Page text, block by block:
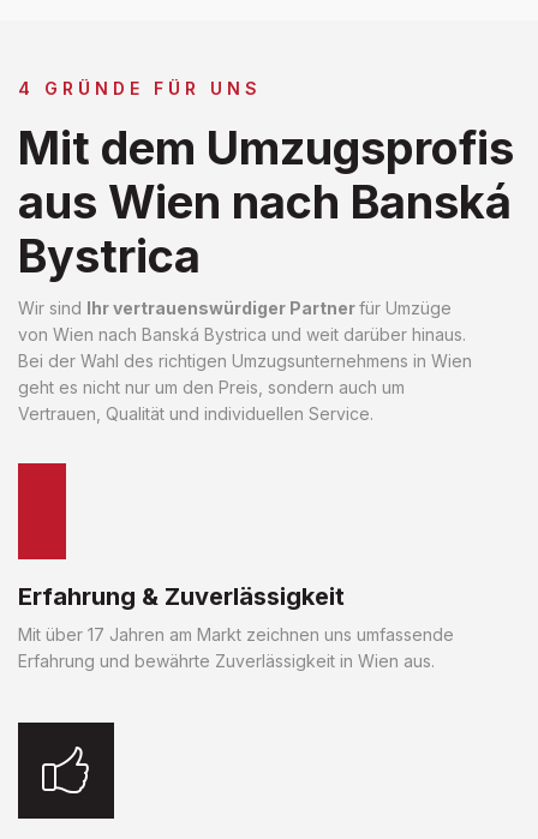
4 GRÜNDE FÜR UNS
Mit dem Umzugsprofis
aus Wien nach Banská
Bystrica
Wir sind Ihr vertrauenswürdiger Partnerfür Umzüge
von Wien nach Banská Bystrica und weit darüber hinaus.
Bei der Wahl des richtigen Umzugsunternehmens in Wien
geht es nicht nur um den Preis, sondern auch um
Vertrauen, Qualität und individuellen Service.
Erfahrung & Zuverlässigkeit
Mit über 17 Jahren am Markt zeichnen uns umfassende
Erfahrung und bewährte Zuverlässigkeit in Wien aus.